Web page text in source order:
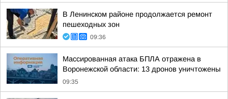
В Ленинском районе продолжается ремонт
пешеходных зон
09:36
Массированная атака БПЛА отражена в
Воронежской области: 13 дронов уничтожены
09:35